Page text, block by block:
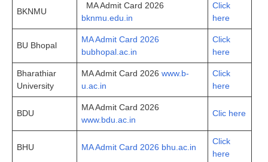
BKNMU
MA Admit Card 2026
bknmu.edu.in
Click
here
BU Bhopal
MA Admit Card 2026
bubhopal.ac.in
Click
here
Bharathiar
University
MA Admit Card 2026 www.b-
u.ac.in
Click
here
BDU
MA Admit Card 2026
www.bdu.ac.in
Clic here
BHU MA Admit Card 2026 bhu.ac.in
Click
here